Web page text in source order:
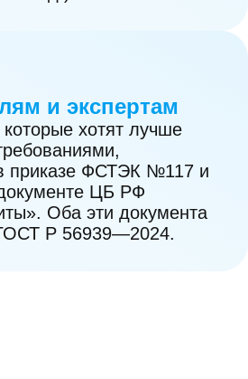
безопасности
инструментов
анализа.
и экспертам
хотят лучше
приказе ФСТЭК №117 и
ЦБ РФ
Оба эти документа
Р 56939—2024.